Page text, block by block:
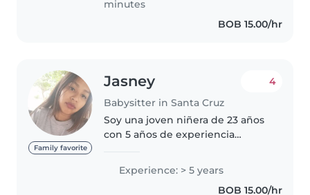
con tareas..
minutes
BOB 15.00/hr
Family favorite
Jasney
Babysitter in Santa Cruz
4
Soy una joven niñera de 23 años
con 5 años de experiencia
edades, desde bebés hasta
escolares. Me considero una
persona responsable, creativa y
Experience: > 5 years
BOB 15.00/hr